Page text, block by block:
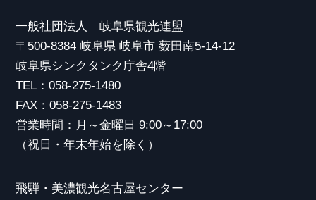
一般社団法人 岐阜県観光連盟
〒500-8384 岐阜県 岐阜市 薮田南5-14-12
岐阜県シンクタンク庁舎4階
TEL：058-275-1480
FAX：058-275-1483
営業時間：月～金曜日 9:00～17:00
（祝日・年末年始を除く）
飛騨・美濃観光名古屋センター